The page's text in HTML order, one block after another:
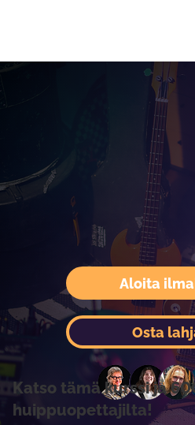
Aloita
Katso tämä kurssi ja
huippuopettajilta!
Osta